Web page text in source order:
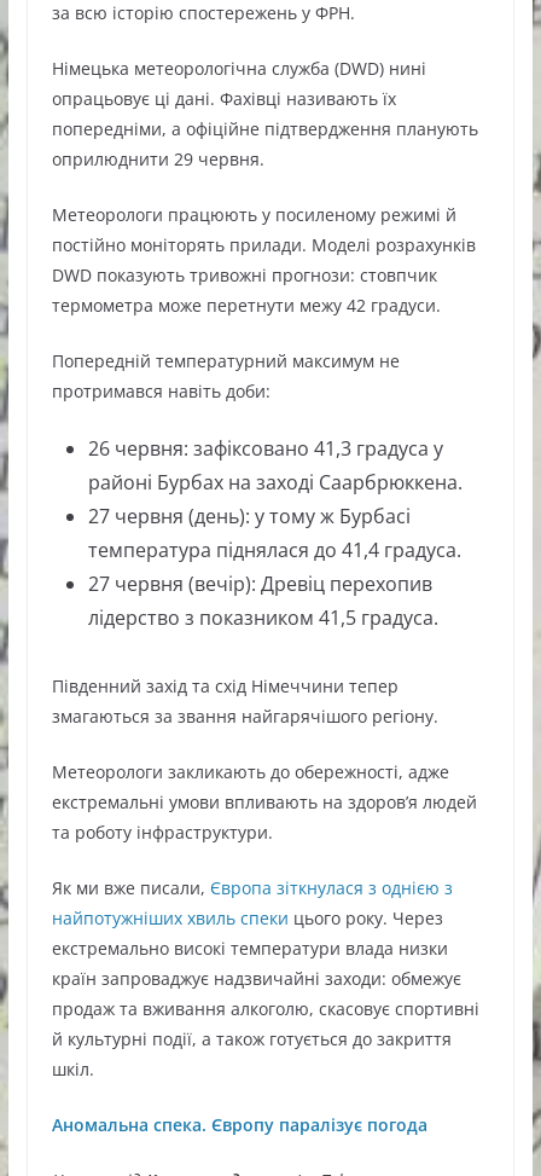
за всю історію спостережень у ФРН.
Німецька метеорологічна служба (DWD) нині
опрацьовує ці дані. Фахівці називають їх
попередніми, а офіційне підтвердження планують
оприлюднити 29 червня.
Метеорологи працюють у посиленому режимі й
постійно моніторять прилади. Моделі розрахунків
DWD показують тривожні прогнози: стовпчик
термометра може перетнути межу 42 градуси.
Попередній температурний максимум не
протримався навіть доби:
26 червня: зафіксовано 41,3 градуса у
районі Бурбах на заході Саарбрюккена.
27 червня (день): у тому ж Бурбасі
температура піднялася до 41,4 градуса.
27 червня (вечір): Древіц перехопив
лідерство з показником 41,5 градуса.
Південний захід та схід Німеччини тепер
змагаються за звання найгарячішого регіону.
Метеорологи закликають до обережності, адже
екстремальні умови впливають на здоров’я людей
та роботу інфраструктури.
Як ми вже писали, Європа зіткнулася з однією з
найпотужніших хвиль спеки цього року. Через
екстремально високі температури влада низки
країн запроваджує надзвичайні заходи: обмежує
продаж та вживання алкоголю, скасовує спортивні
й культурні події, а також готується до закриття
шкіл.
Аномальна спека. Європу паралізує погода